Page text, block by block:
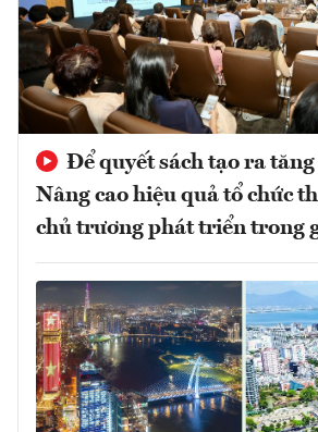
Để quyết sách tạo ra
Nâng cao hiệu quả tổ chức
chủ trương phát triển trong